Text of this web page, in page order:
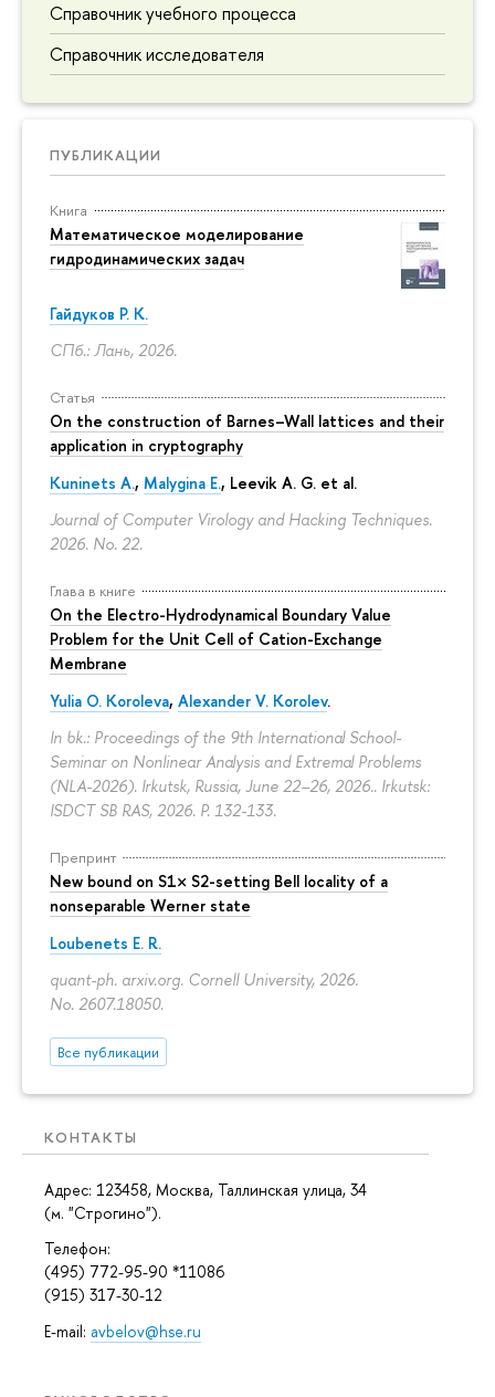
Справочник учебного процесса
Справочник исследователя
ПУБЛИКАЦИИ
Книга
Математическое моделирование
гидродинамических задач
Гайдуков Р. К.
СПб.: Лань, 2026.
Статья
On the construction of Barnes–Wall lattices and their
application in cryptography
Kuninets A., Malygina E., Leevik A. G. et al.
Journal of Computer Virology and Hacking Techniques.
2026. No. 22.
Глава в книге
On the Electro-Hydrodynamical Boundary Value
Problem for the Unit Cell of Cation-Exchange
Membrane
Yulia O. Koroleva, Alexander V. Korolev.
In bk.: Proceedings of the 9th International School-
Seminar on Nonlinear Analysis and Extremal Problems
(NLA-2026). Irkutsk, Russia, June 22–26, 2026.. Irkutsk:
ISDCT SB RAS, 2026. P. 132-133.
Препринт
New bound on S1× S2-setting Bell locality of a
nonseparable Werner state
Loubenets E. R.
quant-ph. arxiv.org. Cornell University, 2026.
No. 2607.18050.
Все публикации
КОНТАКТЫ
Адрес: 123458, Москва, Таллинская улица, 34
(м. "Строгино").
Телефон:
(495) 772-95-90 *11086
(915) 317-30-12
E-mail: avbelov@hse.ru